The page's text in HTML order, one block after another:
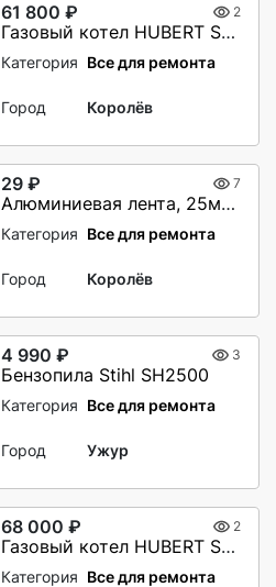
61 800 ₽ 2
Газовый котел HUBERT Smart AGB 35DY настенный двухконтурный
Категория Все для ремонта
Город Королёв
29 ₽ 7
Алюминиевая лента, 25мм х 40М, 50 мкм, без и/у, Klebebander
Категория Все для ремонта
Город Королёв
4 990 ₽ 3
Бензопила Stihl SH2500
Категория Все для ремонта
Город Ужур
68 000 ₽ 2
Газовый котел HUBERT Smart AGB 40DY настенный двухконтурный
Категория Все для ремонта